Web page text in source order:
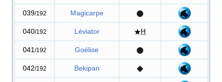
039/192 Magicarpe
040/192 Léviator H
041 /192 Goélise
042/192 Bekipan